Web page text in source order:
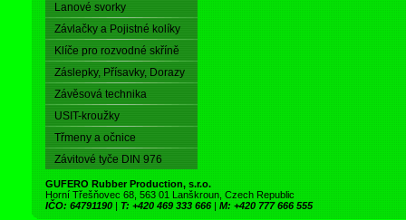
Lanové svorky
Závlačky a Pojistné kolíky
Klíče pro rozvodné skříně
Záslepky, Přísavky, Dorazy
Závěsová technika
USIT-kroužky
Třmeny a očnice
Závitové tyče DIN 976
GUFERO Rubber Production, s.r.o.
Horní Třešňovec 68, 563 01 Lanškroun, Czech Republic
IČO: 64791190 | T: +420 469 333 666 | M: +420 777 666 555